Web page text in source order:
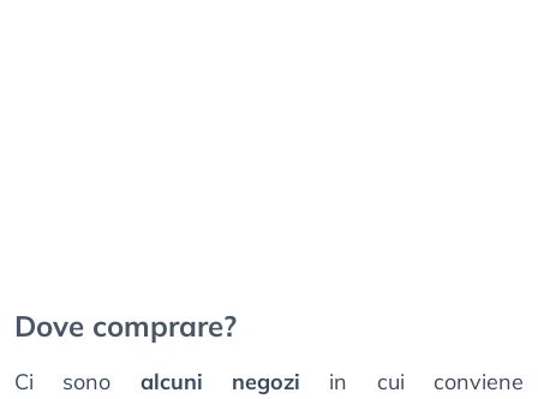
Dove comprare?
Ci sono alcuni negozi in cui conviene